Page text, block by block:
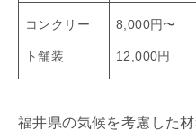
コンクリー
ト舗装
8,000円〜
12,000円
福井県の気候を考慮した